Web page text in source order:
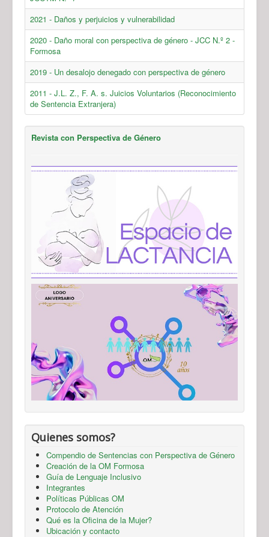
2021 - Daños y perjuicios y vulnerabilidad
2020 - Daño moral con perspectiva de género - JCC N.º 2 -
Formosa
2019 - Un desalojo denegado con perspectiva de género
2011 - J.L. Z., F. A. s. Juicios Voluntarios (Reconocimiento
de Sentencia Extranjera)
Revista con Perspectiva de Género
Quienes somos?
Compendio de Sentencias con Perspectiva de Género
Creación de la OM Formosa
Guía de Lenguaje Inclusivo
Integrantes
Políticas Públicas OM
Protocolo de Atención
Qué es la Oficina de la Mujer?
Ubicación y contacto